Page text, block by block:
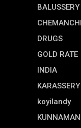
BALUSSERY
DRUGS
GOLD RATE
INDIA
KARASSERY
koyilandy